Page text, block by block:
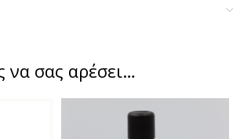
να σας αρέσει…